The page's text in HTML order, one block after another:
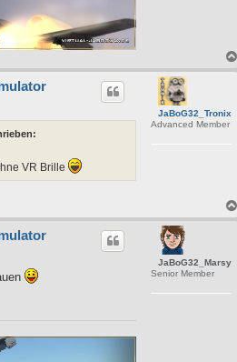
JaBoG32_Tronix
Advanced Member
VR Brille
JaBoG32_Marsy
Senior Member